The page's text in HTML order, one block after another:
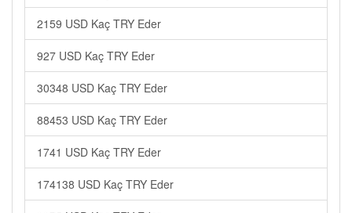
2159 USD Kaç TRY Eder
927 USD Kaç TRY Eder
30348 USD Kaç TRY Eder
88453 USD Kaç TRY Eder
1741 USD Kaç TRY Eder
174138 USD Kaç TRY Eder